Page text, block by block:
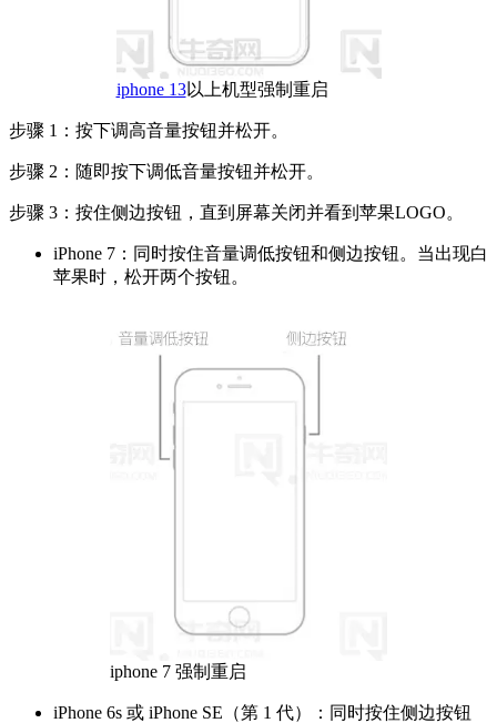
iphone 13以上机型强制重启
步骤 1：按下调高音量按钮并松开。
步骤 2：随即按下调低音量按钮并松开。
步骤 3：按住侧边按钮，直到屏幕关闭并看到苹果LOGO。
iPhone 7：同时按住音量调低按钮和侧边按钮。当出现白
苹果时，松开两个按钮。
iphone 7 强制重启
iPhone 6s 或 iPhone SE（第 1 代）：同时按住侧边按钮